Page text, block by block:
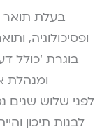
בעלת תואר
ופסיכולוגיה,
בוגרת 'כולל
ומנהלת
לפני שלוש
לבנות תיכון